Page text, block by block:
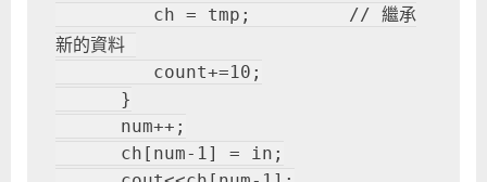
新的資料
         count+=10;
      }
      num++;
      ch[num-1] = in;